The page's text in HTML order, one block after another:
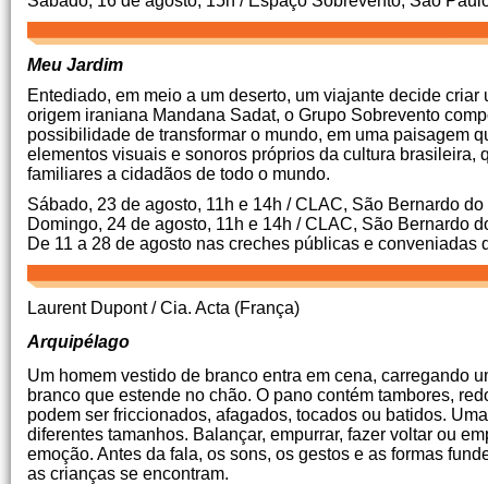
Meu Jardim
Entediado, em meio a um deserto, um viajante decide
origem iraniana Mandana Sadat, o Grupo Sobrevento
possibilidade de transformar o mundo, em uma paisagem
elementos visuais e sonoros próprios da cultura
familiares a cidadãos de todo o mundo.
Sábado, 23 de agosto, 11h e 14h / CLAC, São Bernardo
Domingo, 24 de agosto, 11h e 14h / CLAC, São Bernardo
De 11 a 28 de agosto nas creches públicas e conveniadas
Laurent Dupont / Cia. Acta (França)
Arquipélago
Um homem vestido de branco entra em cena, carregando
branco que estende no chão. O pano contém tambores,
podem ser friccionados, afagados, tocados ou batidos.
diferentes tamanhos. Balançar, empurrar, fazer voltar ou
emoção. Antes da fala, os sons, os gestos e as formas
as crianças se encontram.